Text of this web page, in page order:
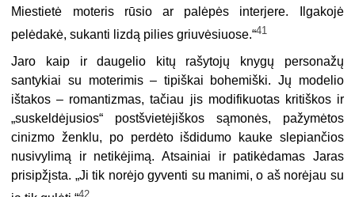
Miestietė moteris rūsio ar palėpės interjere. Ilgakojė
pelėdakė, sukanti lizdą pilies griuvėsiuose.“41
Jaro kaip ir daugelio kitų rašytojų knygų personažų
santykiai su moterimis – tipiškai bohemiški. Jų modelio
ištakos – romantizmas, tačiau jis modifikuotas kritiškos ir
„suskeldėjusios“ postšvietėjiškos sąmonės, pažymėtos
cinizmo ženk­lu, po perdėto išdidumo kauke slepiančios
nusivylimą ir netikėjimą. Atsainiai ir patikėdamas Jaras
prisipžįsta. „Ji tik norėjo gyventi su manimi, o aš norėjau su
42